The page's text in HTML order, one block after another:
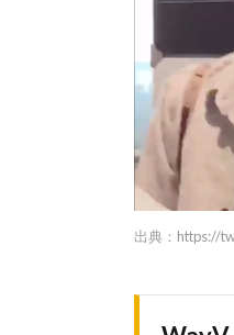
出典： https://